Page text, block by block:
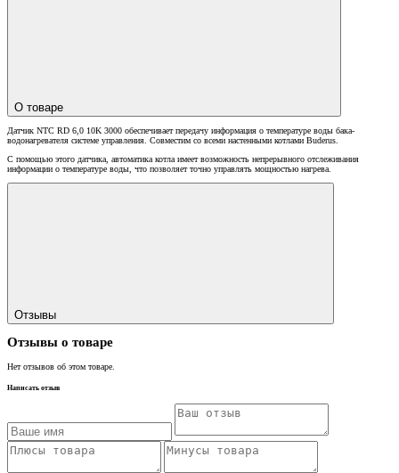
О товаре
Датчик NTC RD 6,0 10K 3000 обеспечивает передачу информация о температуре воды бака-
водонагревателя системе управления. Совместим со всеми настенными котлами Buderus.
С помощью этого датчика, автоматика котла имеет возможность непрерывного отслеживания
информации о температуре воды, что позволяет точно управлять мощностью нагрева.
Отзывы
Отзывы о товаре
Нет отзывов об этом товаре.
Написать отзыв